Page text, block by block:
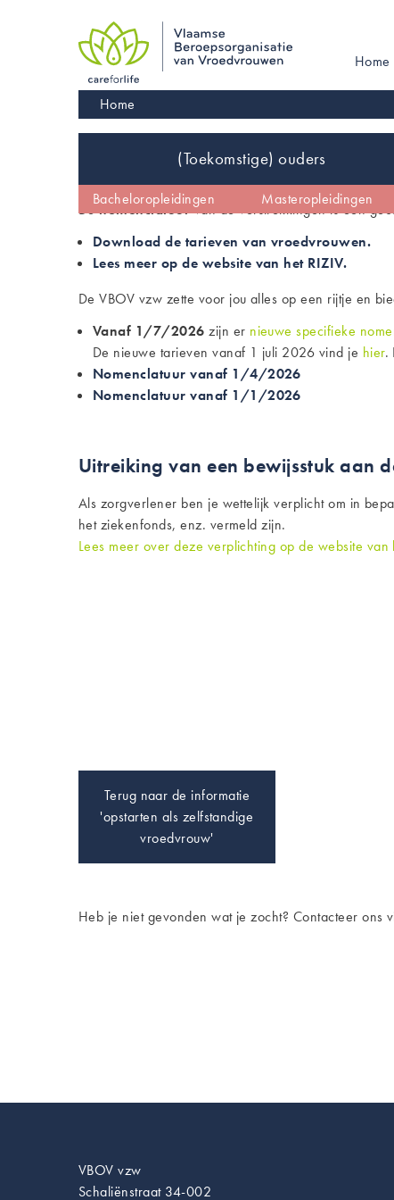
MainHome
Kruimelpad
Home
(Toekomstige) ouders
De vroedvrouw Kinderwens
Vroedvrouw worden Wetgeving en
Bacheloropleidingen Masteropleidingen
Denomenclatuurvan de verstrekkingen is een
Download de tarieven van vroedvrouwen.
Lees meer op de website van het RIZIV.
De VBOV vzw zette voor jou alles op een rijtje en
Vanaf 1/7/2026zijn er nieuwe specifieke
De nieuwe tarieven vanaf 1 juli 2026 vind je hier.
Nomenclatuur vanaf 1/4/2026
Nomenclatuur vanaf 1/1/2026
Uitreiking van een bewijsstuk aan
Als zorgverlener ben je wettelijk verplicht om in
het ziekenfonds, enz. vermeld zijn.
Lees meer over deze verplichting op de website van
Terug naar de informatie
'opstarten als zelfstandige
vroedvrouw'
Heb je niet gevonden wat je zocht? Contacteer ons
VBOV vzw
Schaliënstraat 34-002